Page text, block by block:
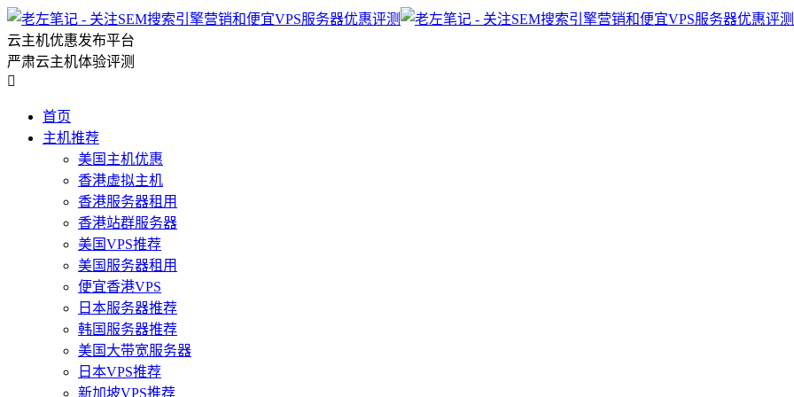
云主机优惠发布平台
严肃云主机体验评测

首页
主机推荐
美国主机优惠
香港虚拟主机
香港服务器租用
香港站群服务器
美国VPS推荐
美国服务器租用
便宜香港VPS
日本服务器推荐
韩国服务器推荐
美国大带宽服务器
日本VPS推荐
新加坡VPS推荐